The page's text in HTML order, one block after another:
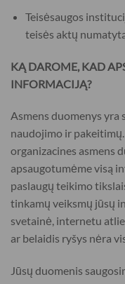
Teisėsaugos
teisės aktų
KĄ DAROME, KAD
INFORMACIJĄ?
Asmens duomenys yra
naudojimo ir
organizacines asmens
apsaugotumėme visą
paslaugų teikimo
tinkamų veiksmų jūsų
svetainė, internetu
ar belaidis ryšys nėra
Jūsų duomenis